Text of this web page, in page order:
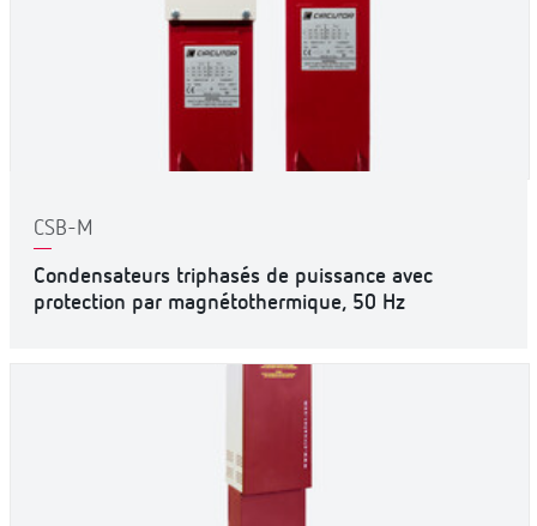
CSB-M
Condensateurs triphasés de puissance avec
protection par magnétothermique, 50 Hz